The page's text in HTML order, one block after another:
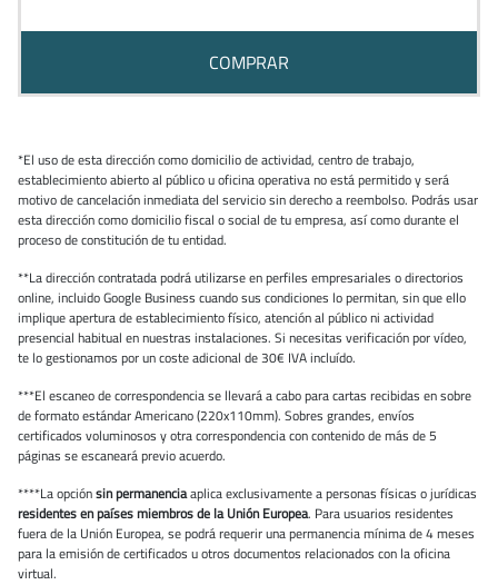
COMPRAR
*El uso de esta dirección como domicilio de actividad, centro de trabajo,
establecimiento abierto al público u oficina operativa no está permitido y será
motivo de cancelación inmediata del servicio sin derecho a reembolso. Podrás usar
esta dirección como domicilio fiscal o social de tu empresa, así como durante el
proceso de constitución de tu entidad.
**La dirección contratada podrá utilizarse en perfiles empresariales o directorios
online, incluido Google Business cuando sus condiciones lo permitan, sin que ello
implique apertura de establecimiento físico, atención al público ni actividad
presencial habitual en nuestras instalaciones. Si necesitas verificación por vídeo,
te lo gestionamos por un coste adicional de 30€ IVA incluído.
***El escaneo de correspondencia se llevará a cabo para cartas recibidas en sobre
de formato estándar Americano (220x110mm). Sobres grandes, envíos
certificados voluminosos y otra correspondencia con contenido de más de 5
páginas se escaneará previo acuerdo.
****La opciónsin permanenciaaplica exclusivamente a personas físicas o jurídicas
residentes en países miembros de la Unión Europea. Para usuarios residentes
fuera de la Unión Europea, se podrá requerir una permanencia mínima de 4 meses
para la emisión de certificados u otros documentos relacionados con la oficina
virtual.